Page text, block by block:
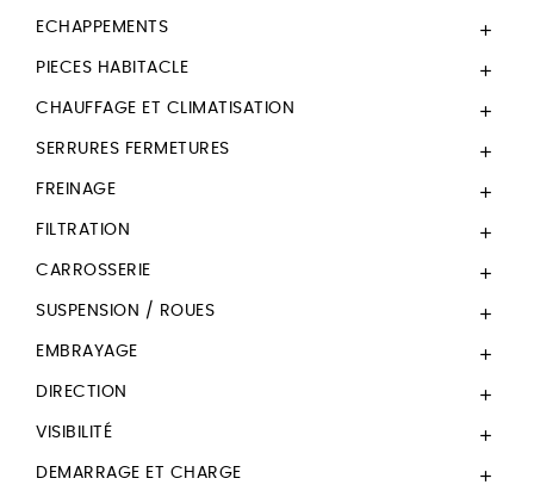
ECHAPPEMENTS 
PIECES HABITACLE 
CHAUFFAGE ET CLIMATISATION 
SERRURES FERMETURES 
FREINAGE 
FILTRATION 
CARROSSERIE 
SUSPENSION / ROUES 
EMBRAYAGE 
DIRECTION 
VISIBILITÉ 
DEMARRAGE ET CHARGE 